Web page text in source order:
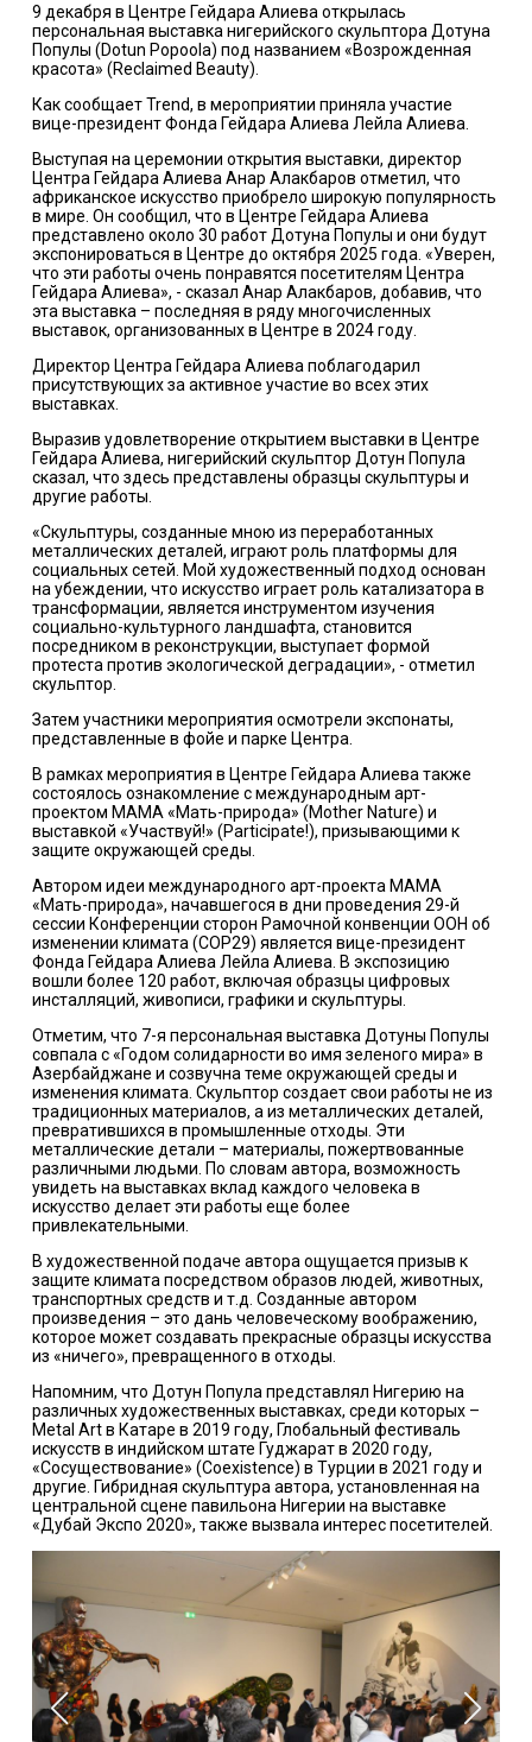
9 декабря в Центре Гейдара Алиева открылась
персональная выставка нигерийского скульптора Дотуна
Популы (Dotun Popoola) под названием «Возрожденная
красота» (Reclaimed Beauty).
Как сообщаетTrend, в мероприятии приняла участие
вице-президент Фонда Гейдара Алиева Лейла Алиева.
Выступая на церемонии открытия выставки, директор
Центра Гейдара Алиева Анар Алакбаров отметил, что
африканское искусство приобрело широкую популярность
в мире. Он сообщил, что в Центре Гейдара Алиева
представлено около 30 работ Дотуна Популы и они будут
экспонироваться в Центре до октября 2025 года. «Уверен,
что эти работы очень понравятся посетителям Центра
Гейдара Алиева», - сказал Анар Алакбаров, добавив, что
эта выставка – последняя в ряду многочисленных
выставок, организованных в Центре в 2024 году.
Директор Центра Гейдара Алиева поблагодарил
присутствующих за активное участие во всех этих
выставках.
Выразив удовлетворение открытием выставки в Центре
Гейдара Алиева, нигерийский скульптор Дотун Попула
сказал, что здесь представлены образцы скульптуры и
другие работы.
«Скульптуры, созданные мною из переработанных
металлических деталей, играют роль платформы для
социальных сетей. Мой художественный подход основан
на убеждении, что искусство играет роль катализатора в
трансформации, является инструментом изучения
социально-культурного ландшафта, становится
посредником в реконструкции, выступает формой
протеста против экологической деградации», - отметил
скульптор.
Затем участники мероприятия осмотрели экспонаты,
представленные в фойе и парке Центра.
В рамках мероприятия в Центре Гейдара Алиева также
состоялось ознакомление с международным арт-
проектом МАМА «Мать-природа» (Mother Nature) и
выставкой «Участвуй!» (Participate!), призывающими к
защите окружающей среды.
Автором идеи международного арт-проекта MAMA
«Мать-природа», начавшегося в дни проведения 29-й
сессии Конференции сторон Рамочной конвенции ООН об
изменении климата (COP29) является вице-президент
Фонда Гейдара Алиева Лейла Алиева. В экспозицию
вошли более 120 работ, включая образцы цифровых
инсталляций, живописи, графики и скульптуры.
Отметим, что 7-я персональная выставка Дотуны Популы
совпала с «Годом солидарности во имя зеленого мира» в
Азербайджане и созвучна теме окружающей среды и
изменения климата. Скульптор создает свои работы не из
традиционных материалов, а из металлических деталей,
превратившихся в промышленные отходы. Эти
металлические детали – материалы, пожертвованные
различными людьми. По словам автора, возможность
увидеть на выставках вклад каждого человека в
искусство делает эти работы еще более
привлекательными.
В художественной подаче автора ощущается призыв к
защите климата посредством образов людей, животных,
транспортных средств и т.д. Созданные автором
произведения – это дань человеческому воображению,
которое может создавать прекрасные образцы искусства
из «ничего», превращенного в отходы.
Напомним, что Дотун Попула представлял Нигерию на
различных художественных выставках, среди которых –
Metal Art в Катаре в 2019 году, Глобальный фестиваль
искусств в индийском штате Гуджарат в 2020 году,
«Сосуществование» (Coexistence) в Турции в 2021 году и
другие. Гибридная скульптура автора, установленная на
центральной сцене павильона Нигерии на выставке
«Дубай Экспо 2020», также вызвала интерес посетителей.